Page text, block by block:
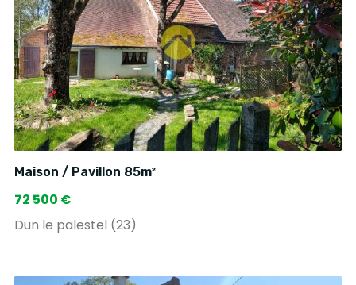
Maison / Pavillon 85m²
72 500 €
Dun le palestel (23)